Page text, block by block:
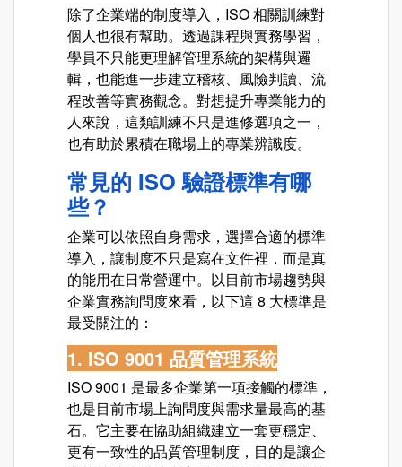
除了企業端的制度導入，ISO 相關訓練對
個人也很有幫助。透過課程與實務學習，
學員不只能更理解管理系統的架構與邏
輯，也能進一步建立稽核、風險判讀、流
程改善等實務觀念。對想提升專業能力的
人來說，這類訓練不只是進修選項之一，
也有助於累積在職場上的專業辨識度。
常見的 ISO 驗證標準有哪
些？
企業可以依照自身需求，選擇合適的標準
導入，讓制度不只是寫在文件裡，而是真
的能用在日常營運中。以目前市場趨勢與
企業實務詢問度來看，以下這 8 大標準是
最受關注的：
1. ISO 9001 品質管理系統
ISO 9001 是最多企業第一項接觸的標準，
也是目前市場上詢問度與需求量最高的基
石。它主要在協助組織建立一套更穩定、
更有一致性的品質管理制度，目的是讓企